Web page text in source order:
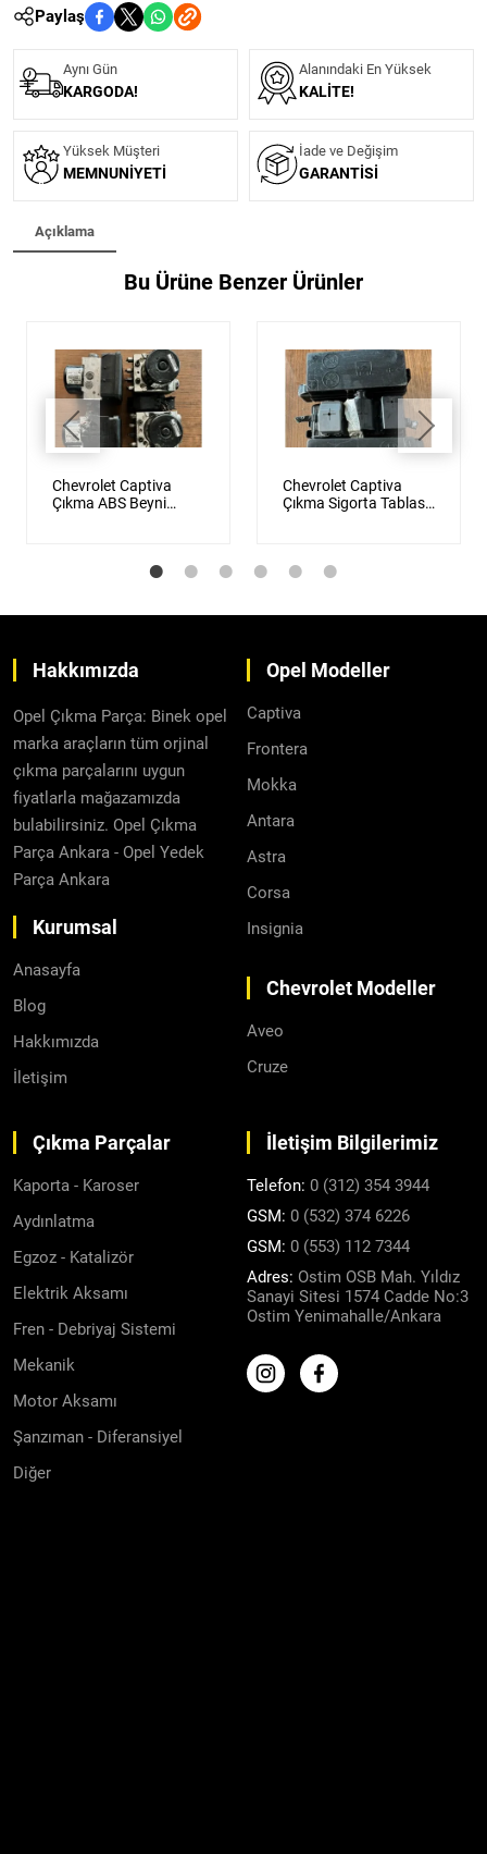
Paylaş
Aynı Gün
KARGODA!
Alanındaki En Yüksek
KALITE!
Yüksek Müşteri
MEMNUNIYETI
İade ve Değişim
GARANTISI
Açıklama
Bu Ürüne Benzer Ürünler
Chevrolet Captiva
Çıkma ABS Beyni
Chevrolet Captiva
Çıkma Sigorta Tablası
Hakkımızda
Opel Çıkma Parça: Binek opel
marka araçların tüm orjinal
çıkma parçalarını uygun
fiyatlarla mağazamızda
bulabilirsiniz. Opel Çıkma
Parça Ankara - Opel Yedek
Parça Ankara
Kurumsal
Anasayfa
Blog
Hakkımızda
İletişim
Opel Modeller
Captiva
Frontera
Mokka
Antara
Astra
Corsa
Insignia
Chevrolet Modeller
Aveo
Cruze
Çıkma Parçalar
Kaporta - Karoser
Aydınlatma
Egzoz - Katalizör
Elektrik Aksamı
Fren - Debriyaj Sistemi
Mekanik
Motor Aksamı
Şanzıman - Diferansiyel
Diğer
İletişim Bilgilerimiz
Telefon: 0 (312) 354 3944
GSM: 0 (532) 374 6226
GSM: 0 (553) 112 7344
Adres: Ostim OSB Mah. Yıldız
Sanayi Sitesi 1574 Cadde No:3
Ostim Yenimahalle/Ankara